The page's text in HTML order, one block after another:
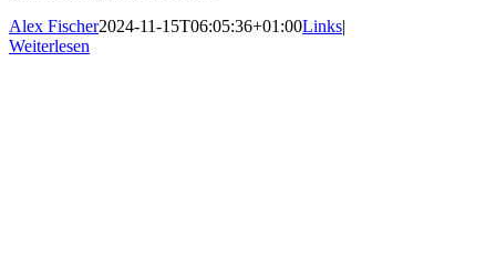
Alex Fischer2024-11-15T06:05:36+01:00Links|
Weiterlesen